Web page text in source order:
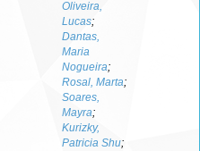
Oliveira,
Lucas;
Dantas,
Maria
Nogueira;
Rosal, Marta;
Soares,
Mayra;
Kurizky,
Patricia Shu;